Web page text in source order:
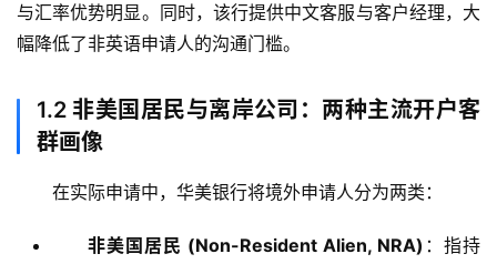
与汇率优势明显。同时，该行提供中文客服与客户经理，大
幅降低了非英语申请人的沟通门槛。
1.2非美国居民与离岸公司：两种主流开户客
群画像
在实际申请中，华美银行将境外申请人分为两类：
非美国居民 (Non-Resident Alien, NRA) ：指持